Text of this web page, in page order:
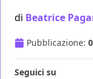
di Beatrice
Pubblicazione:
Seguici su